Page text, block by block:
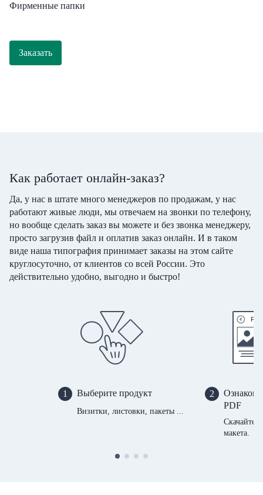
Фирменные папки
Заказать
Как работает онлайн-заказ?
Да, у нас в штате много менеджеров по продажам, у нас
работают живые люди, мы отвечаем на звонки по телефону,
но вообще сделать заказ вы можете и без звонка менеджеру,
просто загрузив файл и оплатив заказ онлайн. И в таком
виде наша типография принимает заказы на этом сайте
круглосуточно, от клиентов со всей России. Это
действительно удобно, выгодно и быстро!
1 Выберите продукт
Визитки, листовки, пакеты ...
2
PDF
Скачайте
макета.